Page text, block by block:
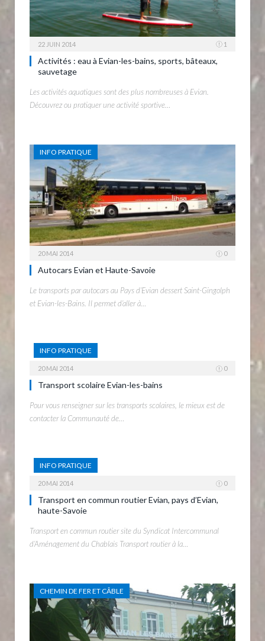
22 JUIN 2014 1
Activités : eau à Evian-les-bains, sports, bâteaux,
sauvetage
Les activités aquatiques sont des plus nombreuses à Evian.
Découvrez ou pratiquer une activité sportive…
INFO PRATIQUE
20 MAI 2014 0
Autocars Evian et Haute-Savoie
Le transports par autocars au Pays d’Evian dessert Saint-Gingolph
et Evian-les-Bains. Il permet d’aller à…
INFO PRATIQUE
20 MAI 2014 0
Transport scolaire Evian-les-bains
Pour vous renseigner sur les transports scolaires, le mieux est de
contacter la Communauté de…
INFO PRATIQUE
20 MAI 2014 0
Transport en commun routier Evian, pays d’Evian,
haute-Savoie
Transport en commun routier site du Syndicat Intercommunal
d’Aménagement du Chablais Transport routier à la…
CHEMIN DE FER ET CÂBLE